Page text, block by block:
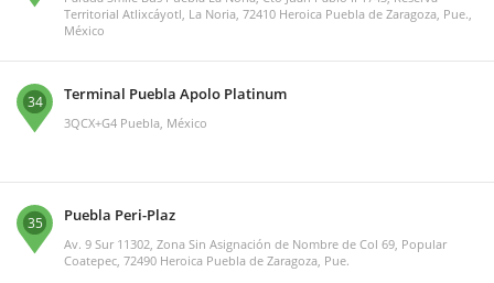
Territorial Atlixcáyotl, La Noria, 72410 Heroica Puebla de Zaragoza, Pue.,
México
34 Terminal Puebla Apolo Platinum
3QCX+G4 Puebla, México
35 Puebla Peri-Plaz
Av. 9 Sur 11302, Zona Sin Asignación de Nombre de Col 69, Popular
Coatepec, 72490 Heroica Puebla de Zaragoza, Pue.